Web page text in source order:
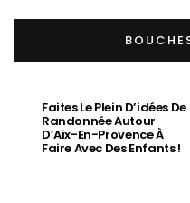
Faites Le Plein D’idées De
Randonnée Autour
D’Aix-En-Provence À
Faire Avec Des Enfants !